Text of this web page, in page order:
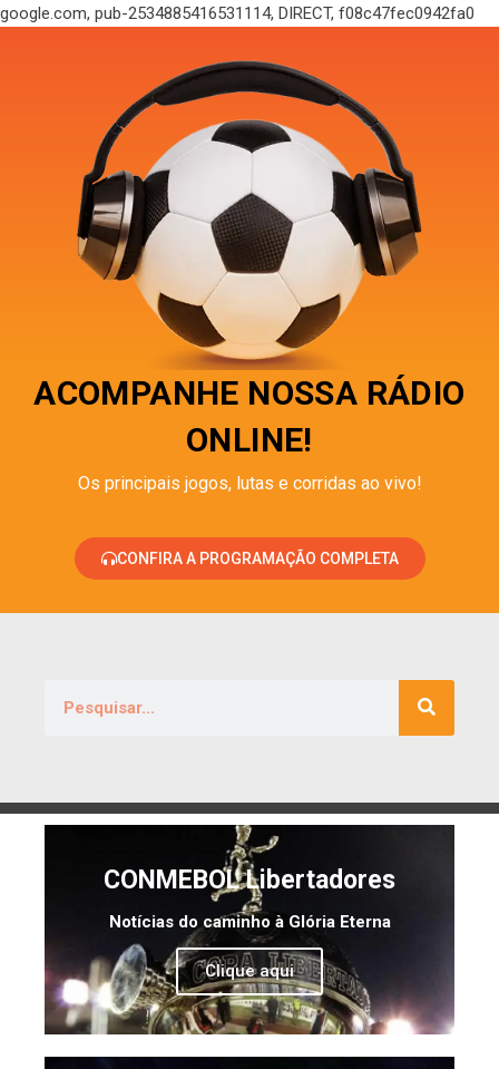
google.com, pub-2534885416531114, DIRECT, f08c47fec0942fa0
ACOMPANHE NOSSA RÁDIO
ONLINE!
Os principais jogos, lutas e corridas ao vivo!
CONFIRA A PROGRAMAÇÃO COMPLETA
CONMEBOL Libertadores
Notícias do caminho à Glória Eterna
Clique aqui